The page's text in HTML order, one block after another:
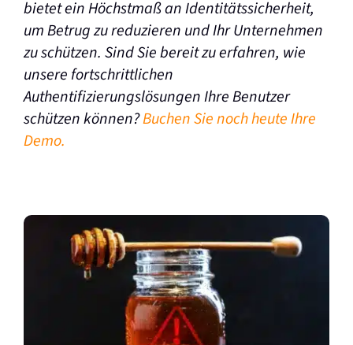
bietet ein Höchstmaß an Identitätssicherheit,
um Betrug zu reduzieren und Ihr Unternehmen
zu schützen. Sind Sie bereit zu erfahren, wie
unsere fortschrittlichen
Authentifizierungslösungen Ihre Benutzer
schützen können?Buchen Sie noch heute Ihre
Demo.